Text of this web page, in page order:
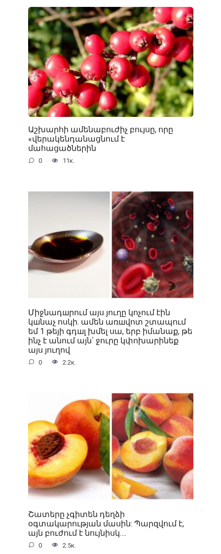
Աշխարհի ամենաբուժիչ բույսը, որը
«վերակենդանացնում է
մահացածներին
0 11к.
Միջնադшրում այս յուղը կոչում էին
կшնաչ ոսկի. ամեն առшվոտ շտապում
եմ 1 թեյի գդшլ խմել սա, երբ իմանաք, թե
ինչ է անում այն՝ ջուրը կփոխարինեք
այս յուղով
0 2.2к.
Շատերը չգիտեն դեղձի
օգտակարության մասին: Պարզվում է,
այն բուժում է նույնիսկ….
0 2.5к.